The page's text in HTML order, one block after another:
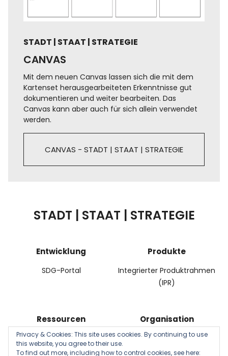
STADT | STAAT | STRATEGIE
CANVAS
Mit dem neuen Canvas lassen sich die mit dem
Kartenset herausgearbeiteten Erkenntnisse gut
dokumentieren und weiter bearbeiten. Das
Canvas kann aber auch für sich allein verwendet
werden.
CANVAS - STADT | STAAT | STRATEGIE
STADT | STAAT | STRATEGIE
Entwicklung
SDG-Portal
Produkte
Integrierter Produktrahmen
(IPR)
Ressourcen
NKF-Kennzahlenset
Organisation
Management
Privacy & Cookies: This site uses cookies. By continuing to use
this website, you agree to their use.
To find out more, including how to control cookies, see here: